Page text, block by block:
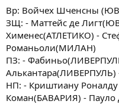
Вр: Войчех Шченсны
ЗЩ: - Маттейс де
Хименес(АТЛЕТИКО) -
Романьоли(МИЛАН)
ПЗ: -
Алькантара(ЛИВЕРПУЛЬ)
НП: - Криштиану
Коман(БАВАРИЯ) -